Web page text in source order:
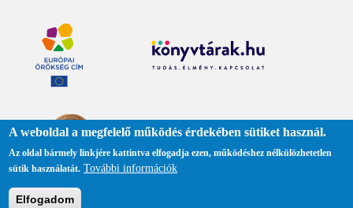
Adatkezelési tájékoztató
A weboldal a megfelelő működés érdekében sütiket használ.
Az oldal bármely linkjére kattintva elfogadja ezen, működéshez nélkülözhetetlen
sütik használatát. További információk
Elfogadom